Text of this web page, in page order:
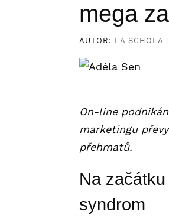
mega
AUTOR: LA SCHOLA
On-line
marketingu
přehmatů.
Na
syndrom